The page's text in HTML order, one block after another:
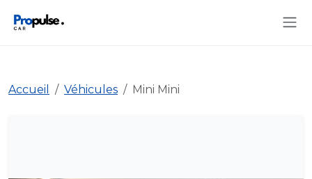
Accueil Véhicules Mini Mini